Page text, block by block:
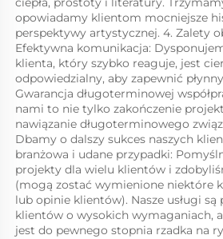
opowiadamy klientom mocniejsze
perspektywy artystycznej. 4. Zalety
Efektywna komunikacja:
klienta, który szybko reaguje, jest
odpowiedzialny, aby zapewnić
Gwarancja długoterminowej
nami to nie tylko zakończenie
nawiązanie długoterminowego
Dbamy o dalszy sukces naszych
branżowa i udane przypadki:
projekty dla wielu klientów i
(mogą zostać wymienione niektóre
lub opinie klientów). Nasze usługi są
klientów o wysokich wymaganiach,
jest do pewnego stopnia rzadka na